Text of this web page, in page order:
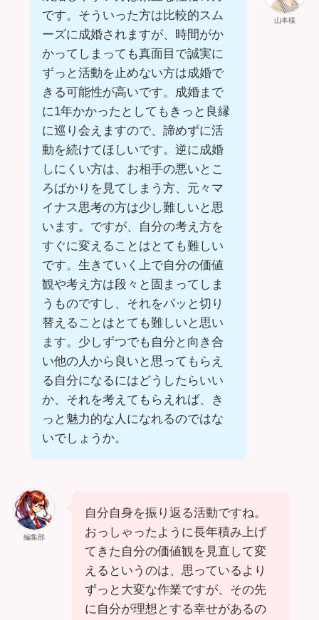
山本様
です。そういった方は比較的スム
ーズに成婚されますが、時間がか
かってしまっても真面目で誠実に
ずっと活動を止めない方は成婚で
きる可能性が高いです。成婚まで
に1年かかったとしてもきっと良縁
に巡り会えますので、諦めずに活
動を続けてほしいです。逆に成婚
しにくい方は、お相手の悪いとこ
ろばかりを見てしまう方、元々マ
イナス思考の方は少し難しいと思
います。ですが、自分の考え方を
すぐに変えることはとても難しい
です。生きていく上で自分の価値
観や考え方は段々と固まってしま
うものですし、それをパッと切り
替えることはとても難しいと思い
ます。少しずつでも自分と向き合
い他の人から良いと思ってもらえ
る自分になるにはどうしたらいい
か、それを考えてもらえれば、き
っと魅力的な人になれるのではな
いでしょうか。
編集部
自分自身を振り返る活動ですね。
おっしゃったように長年積み上げ
てきた自分の価値観を見直して変
えるというのは、思っているより
ずっと大変な作業ですが、その先
に自分が理想とする幸せがあるの